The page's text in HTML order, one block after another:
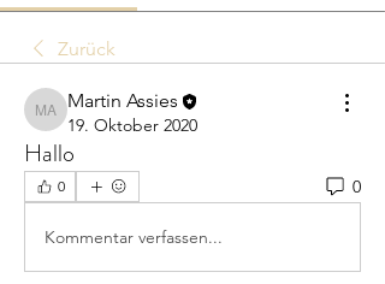
Zurück
Martin Assies
Martin Assies
19. Oktober 2020
Hallo
0 0
Kommentar verfassen...